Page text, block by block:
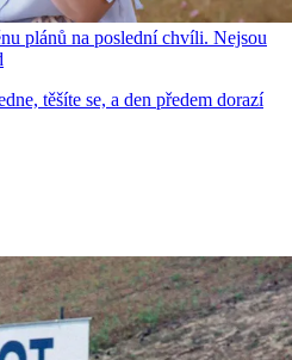
plánů na poslední chvíli. Nejsou
těšíte se, a den předem dorazí